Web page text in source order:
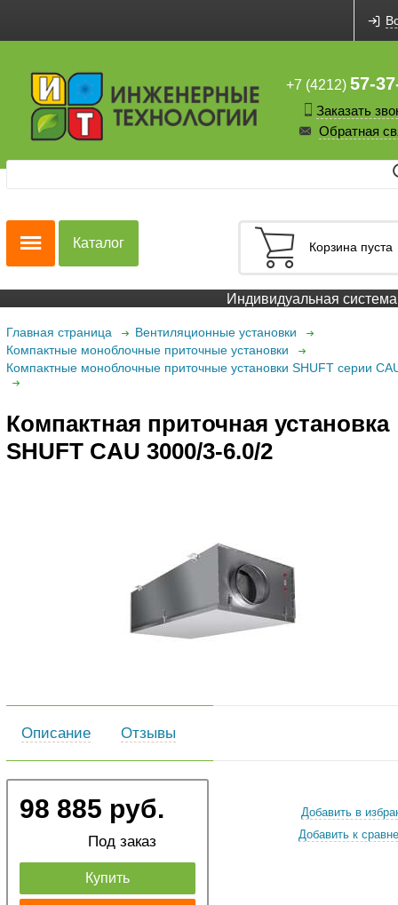
+7 (4212) 57-
Заказать
Обратная
Корзина пуста
Каталог
Индивидуальная система
Главная страница
Вентиляционные установки
Компактные моноблочные приточные установки
Компактные моноблочные приточные установки SHUFT серии
Компактная приточная установка
SHUFT CAU 3000/3-6.0/2
Описание Отзывы
98 885 руб.
Под заказ
Купить
Добавить в
Добавить к